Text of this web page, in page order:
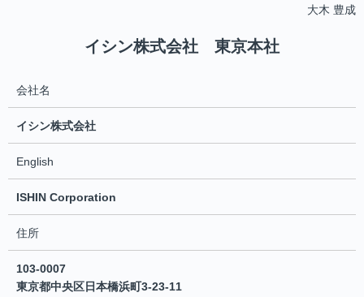
大木 豊成
イシン株式会社 東京本社
会社名
イシン株式会社
English
ISHIN Corporation
住所
103-0007
東京都中央区日本橋浜町3-23-11